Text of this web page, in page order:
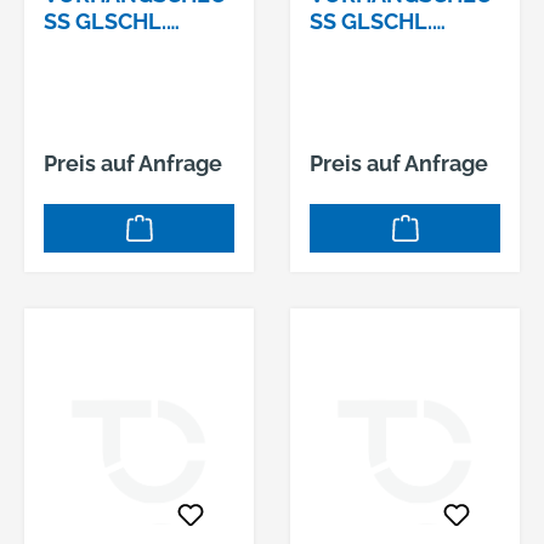
SS GLSCHL. 1
Preis auf Anfrage
SS GLSCHL. 1
Preis auf Anfrage